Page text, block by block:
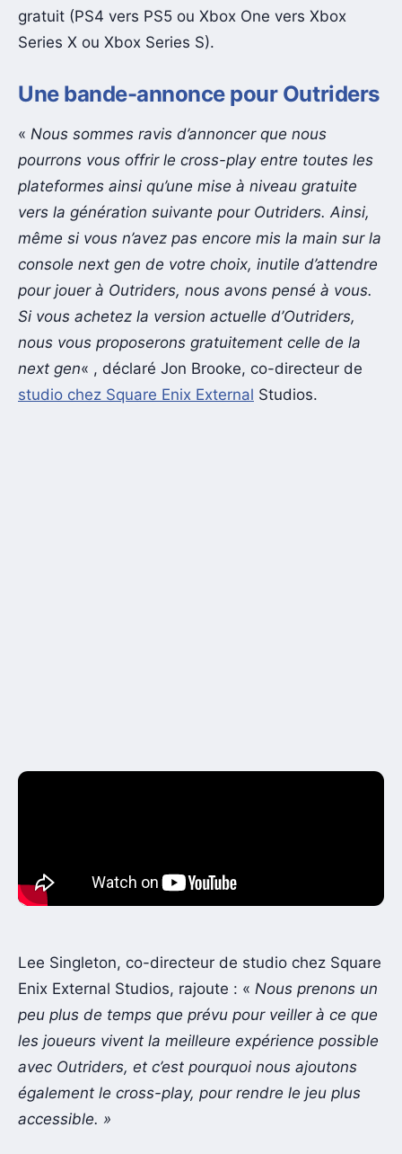
gratuit (PS4 vers PS5 ou Xbox One vers Xbox
Series X ou Xbox Series S).
Une bande-annonce pour Outriders
« Nous sommes ravis d’annoncer que nous
pourrons vous offrir le cross-play entre toutes les
plateformes ainsi qu’une mise à niveau gratuite
vers la génération suivante pour Outriders. Ainsi,
même si vous n’avez pas encore mis la main sur la
console next gen de votre choix, inutile d’attendre
pour jouer à Outriders, nous avons pensé à vous.
Si vous achetez la version actuelle d’Outriders,
nous vous proposerons gratuitement celle de la
next gen« , déclaré Jon Brooke, co-directeur de
studio chez Square Enix External Studios.
Lee Singleton, co-directeur de studio chez Square
Enix External Studios, rajoute : « Nous prenons un
peu plus de temps que prévu pour veiller à ce que
les joueurs vivent la meilleure expérience possible
avec Outriders, et c’est pourquoi nous ajoutons
également le cross-play, pour rendre le jeu plus
accessible. »